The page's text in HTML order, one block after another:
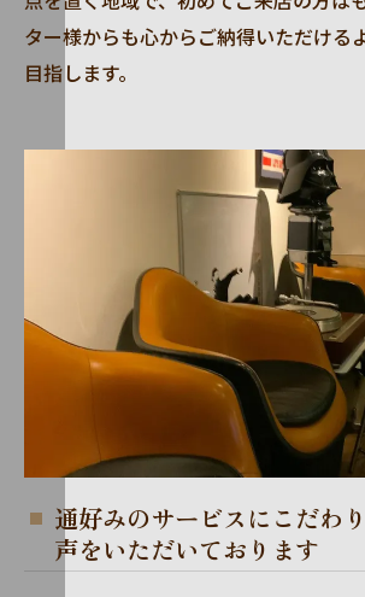
ター様からも心からご納得いただける
目指します。
通好みのサービスにこだわ
声をいただいております